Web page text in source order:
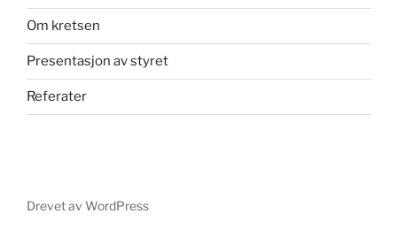
Om kretsen
Presentasjon av styret
Referater
Drevet av WordPress